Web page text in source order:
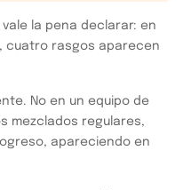
la pena declarar: en
cuatro rasgos aparecen
No en un equipo de
mezclados regulares,
apareciendo en